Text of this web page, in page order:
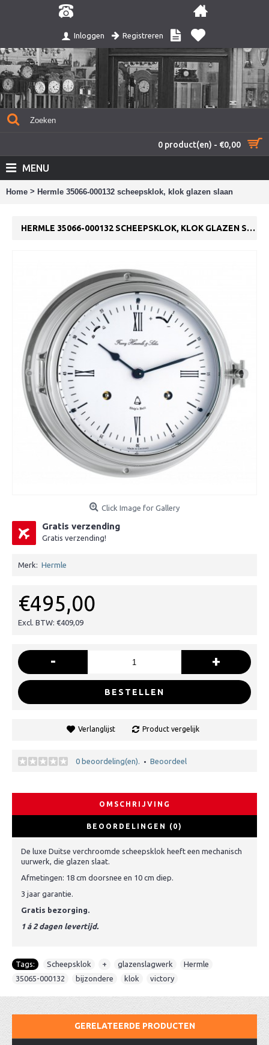
Inloggen Registreren
0 product(en) - €0,00
MENU
Home > Hermle 35066-000132 scheepsklok, klok glazen slaan
HERMLE 35066-000132 SCHEEPSKLOK, KLOK GLAZEN SLAAN
Click Image for Gallery
Gratis verzending
Gratis verzending!
Merk: Hermle
€495,00
Excl. BTW: €409,09
- +
BESTELLEN
Verlanglijst Product vergelijk
0 beoordeling(en). • Beoordeel
OMSCHRIJVING
BEOORDELINGEN (0)
De luxe Duitse verchroomde scheepsklok heeft een mechanisch
uurwerk, die glazen slaat.
Afmetingen: 18 cm doorsnee en 10 cm diep.
3 jaar garantie.
Gratis bezorging.
1 á 2 dagen levertijd.
Tags: Scheepsklok + glazenslagwerk Hermle
35065-000132
bijzondere klok victory
GERELATEERDE PRODUCTEN